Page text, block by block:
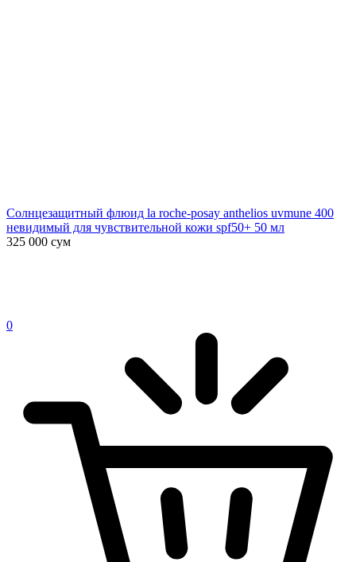
Солнцезащитный флюид la roche-posay anthelios uvmune 400
невидимый для чувствительной кожи spf50+ 50 мл
325 000 сум
0